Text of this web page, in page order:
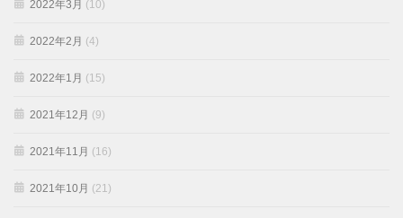
2022年3月 (10)
2022年2月 (4)
2022年1月 (15)
2021年12月 (9)
2021年11月 (16)
2021年10月 (21)